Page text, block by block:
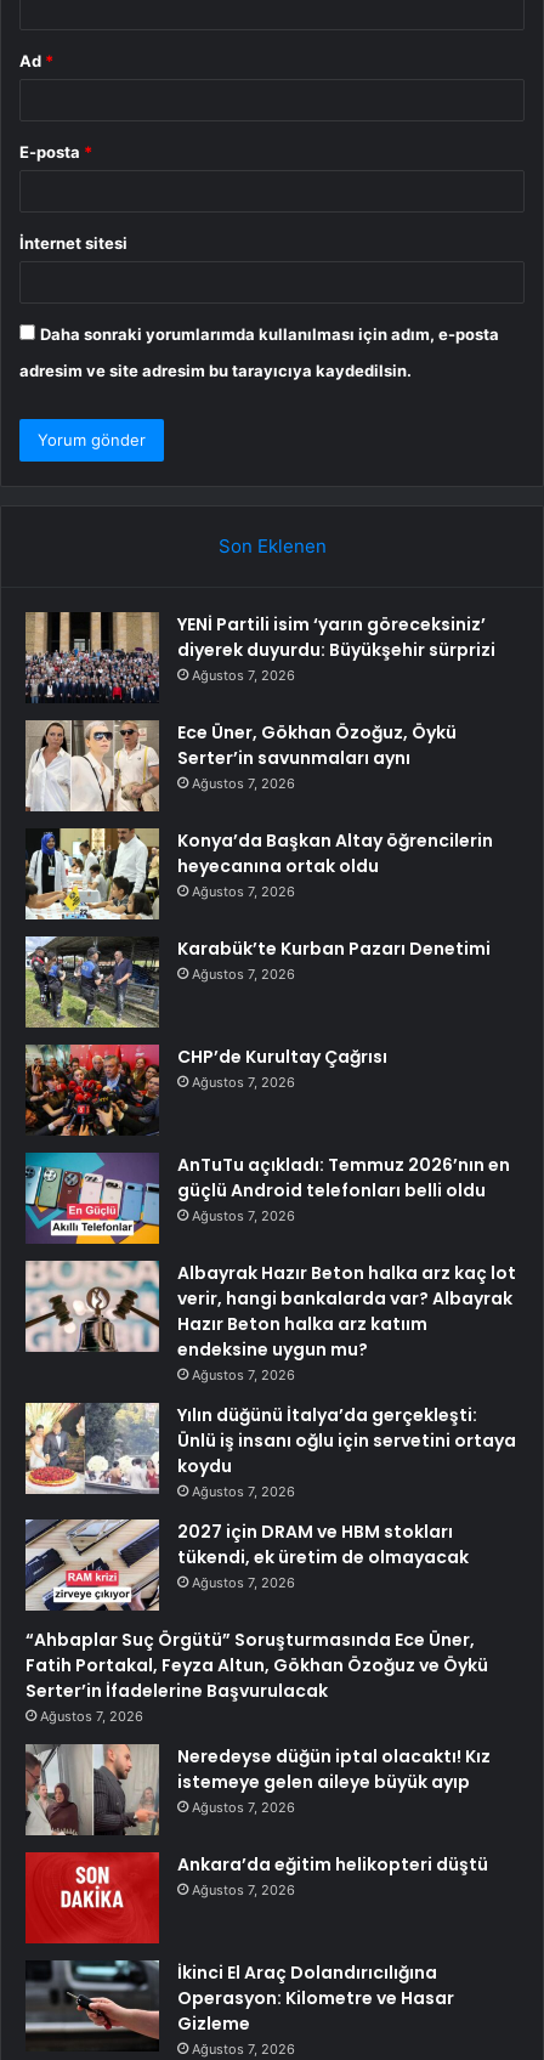
Ad *
E-posta *
İnternet sitesi
Daha sonraki yorumlarımda kullanılması için adım, e-posta
adresim ve site adresim bu tarayıcıya kaydedilsin.
Son Eklenen
YENİ Partili isim ‘yarın göreceksiniz’
diyerek duyurdu: Büyükşehir sürprizi
Ağustos 7, 2026
Ece Üner, Gökhan Özoğuz, Öykü
Serter’in savunmaları aynı
Ağustos 7, 2026
Konya’da Başkan Altay öğrencilerin
heyecanına ortak oldu
Ağustos 7, 2026
Karabük’te Kurban Pazarı Denetimi
Ağustos 7, 2026
CHP’de Kurultay Çağrısı
Ağustos 7, 2026
AnTuTu açıkladı: Temmuz 2026’nın en
güçlü Android telefonları belli oldu
Ağustos 7, 2026
Albayrak Hazır Beton halka arz kaç lot
verir, hangi bankalarda var? Albayrak
Hazır Beton halka arz katıım
endeksine uygun mu?
Ağustos 7, 2026
Yılın düğünü İtalya’da gerçekleşti:
Ünlü iş insanı oğlu için servetini ortaya
koydu
Ağustos 7, 2026
2027 için DRAM ve HBM stokları
tükendi, ek üretim de olmayacak
Ağustos 7, 2026
“Ahbaplar Suç Örgütü” Soruşturmasında Ece Üner,
Fatih Portakal, Feyza Altun, Gökhan Özoğuz ve Öykü
Serter’in İfadelerine Başvurulacak
Ağustos 7, 2026
Neredeyse düğün iptal olacaktı! Kız
istemeye gelen aileye büyük ayıp
Ağustos 7, 2026
Ankara’da eğitim helikopteri düştü
Ağustos 7, 2026
İkinci El Araç Dolandırıcılığına
Operasyon: Kilometre ve Hasar
Gizleme
Ağustos 7, 2026